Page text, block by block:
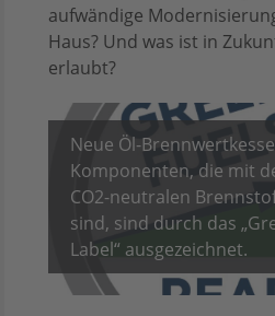
aufwändige
Haus? Und was ist in
erlaubt?
Neue Öl-
Komponenten, die mit
CO2-neutralen
sind, sind durch das
Label“ ausgezeichnet.